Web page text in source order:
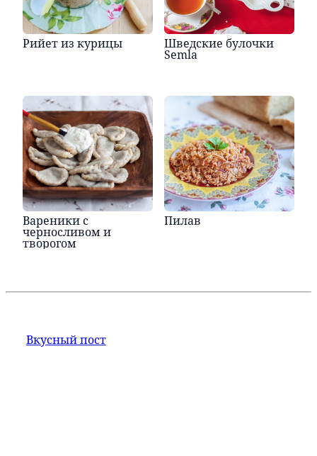
Рийет из курицы Шведские булочки
Semla
Вареники с
черносливом и
творогом
Пилав
Вкусный пост